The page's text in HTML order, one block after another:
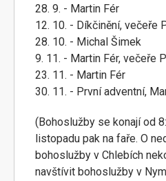
28. 9. - Martin Fér
12. 10. - Díkčinění, večeře
28. 10. - Michal Šimek
9. 11. - Martin Fér, večeře
23. 11. - Martin Fér
30. 11. - První adventní,
(Bohoslužby se konají od
listopadu pak na faře. O
bohoslužby v Chlebích
navštívit bohoslužby v